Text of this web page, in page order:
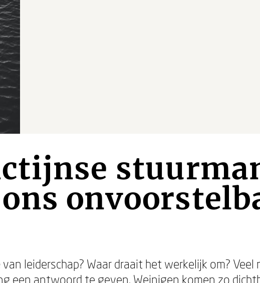
leiderschap? Waar draait het werkelijk om? Veel
een antwoord te geven. Weinigen komen zo